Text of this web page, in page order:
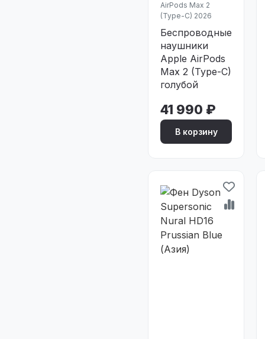
AirPods Max 2
(Type-C) 2026
Беспроводные
наушники
Apple AirPods
Max 2 (Type-C)
голубой
41 990 ₽
В корзину